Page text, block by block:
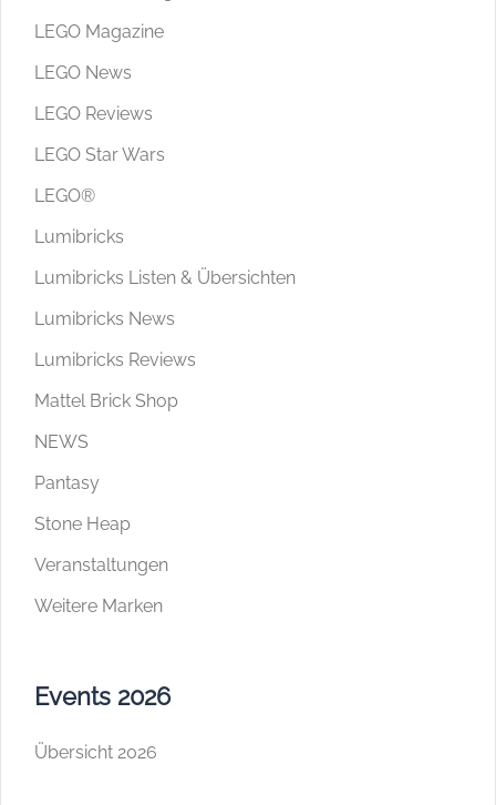
LEGO Magazine
LEGO News
LEGO Reviews
LEGO Star Wars
LEGO®
Lumibricks
Lumibricks Listen & Übersichten
Lumibricks News
Lumibricks Reviews
Mattel Brick Shop
NEWS
Pantasy
Stone Heap
Veranstaltungen
Weitere Marken
Events 2026
Übersicht 2026